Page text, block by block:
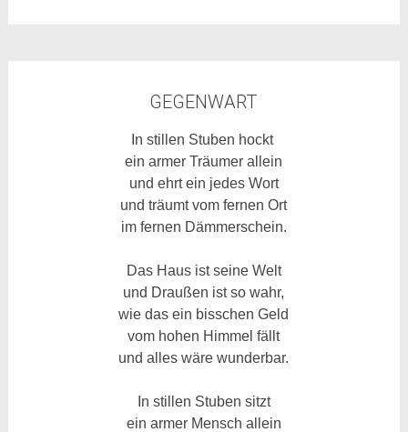
GEGENWART
In stillen Stuben hockt
ein armer Träumer allein
und ehrt ein jedes Wort
und träumt vom fernen Ort
im fernen Dämmerschein.
Das Haus ist seine Welt
und Draußen ist so wahr,
wie das ein bisschen Geld
vom hohen Himmel fällt
und alles wäre wunderbar.
In stillen Stuben sitzt
ein armer Mensch allein